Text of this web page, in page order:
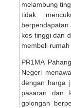
melambung
tidak
kos tinggi dan
membeli rumah
PR1MA
Negeri
dengan harga
pasaran dan
golongan